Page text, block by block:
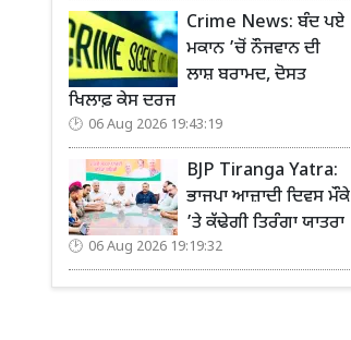
Crime News: ਬੰਦ ਪਏ
ਮਕਾਨ ’ਚੋਂ ਨੌਜਵਾਨ ਦੀ
ਲਾਸ਼ ਬਰਾਮਦ, ਦੋਸਤ
ਖਿਲਾਫ਼ ਕੇਸ ਦਰਜ
06 Aug 2026 19:43:19
BJP Tiranga Yatra:
ਭਾਜਪਾ ਆਜ਼ਾਦੀ ਦਿਵਸ ਮੌਕੇ
’ਤੇ ਕੱਢੇਗੀ ਤਿਰੰਗਾ ਯਾਤਰਾ
06 Aug 2026 19:19:32